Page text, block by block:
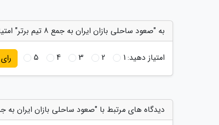
به "صعود ساحلی بازان ایران به جمع 8 تیم برتر" امتیاز دهید
امتیاز دهید:1
2
3
4
5 رای
دیدگاه های مرتبط با "صعود ساحلی بازان ایران به جمع 8 تیم